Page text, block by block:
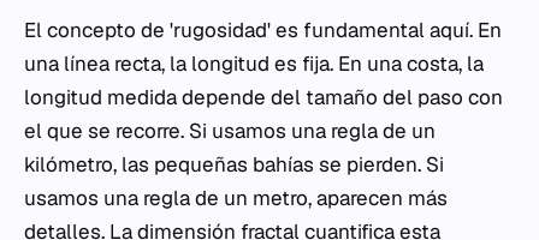
El concepto de 'rugosidad' es fundamental aquí. En
una línea recta, la longitud es fija. En una costa, la
longitud medida depende del tamaño del paso con
el que se recorre. Si usamos una regla de un
kilómetro, las pequeñas bahías se pierden. Si
usamos una regla de un metro, aparecen más
detalles. La dimensión fractal cuantifica esta